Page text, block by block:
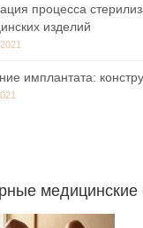
процесса
изделий
имплантата:
медицинские